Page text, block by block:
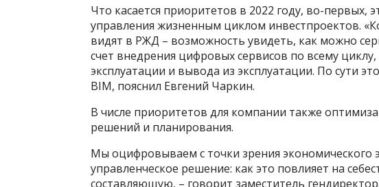
Что касается приоритетов в 2022 году, во-первых,
управления жизненным циклом инвестпроектов.
видят в РЖД – возможность увидеть, как можно
счет внедрения цифровых сервисов по всему
эксплуатации и вывода из эксплуатации. По сути
BIM, пояснил Евгений Чаркин.
В числе приоритетов для компании также
решений и планирования.
Мы оцифровываем с точки зрения экономического
управленческое решение: как это повлияет на
составляющую, – говорит заместитель